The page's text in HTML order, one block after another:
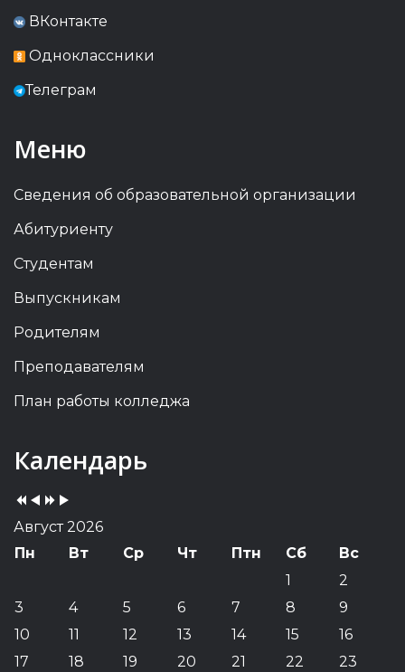
ВКонтакте
Одноклассники
Телеграм
Меню
Сведения об образовательной организации
Абитуриенту
Студентам
Выпускникам
Родителям
Преподавателям
План работы колледжа
Календарь
Previous
Year
Previous
Month
YearMonth
Август 2026
Пн
Вт Ср Чт Птн Сб
Вс
1
2
3
4 5 6 7 8
9
10
11 12 13 14 15
16
17
18 19 20 21 22 23